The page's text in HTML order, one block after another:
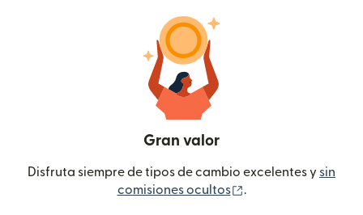
Gran valor
Disfruta siempre de tipos de cambio excelentes y sin
comisiones ocultos
.